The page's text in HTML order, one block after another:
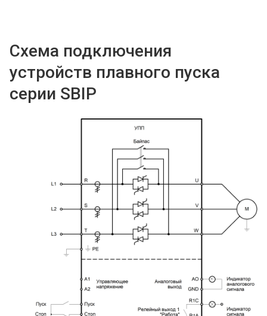
Схема подключения
устройств плавного пуска
серии SBIP